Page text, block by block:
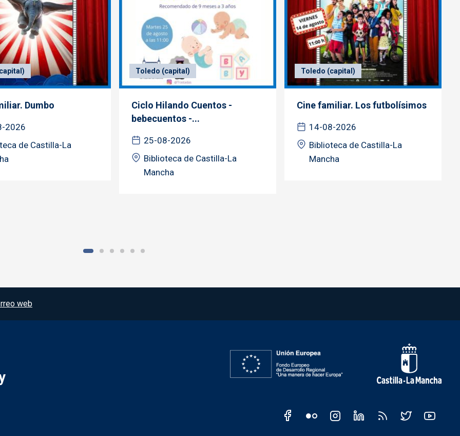
Dumbo
2026
de Castilla-La
Toledo (capital)
Ciclo Hilando Cuentos -
bebecuentos -...
25-08-2026
Biblioteca de Castilla-La
Mancha
Toledo (capital)
Cine familiar. Los futbolísimos
14-08-2026
Biblioteca de Castilla-La
Mancha
web